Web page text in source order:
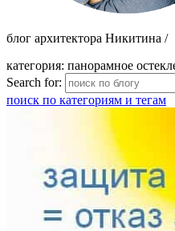
блог архитектора Никитина /
категория: панорамное
Search for:
поиск по категориям и тегам